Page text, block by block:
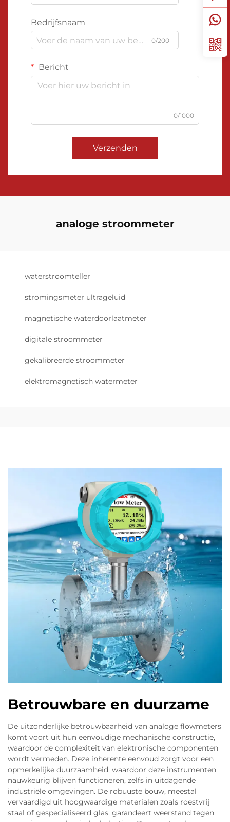
Bedrijfsnaam
0/200
Bericht
0/1000
Verzenden
analoge stroommeter
waterstroomteller
stromingsmeter ultrageluid
magnetische waterdoorlaatmeter
digitale stroommeter
gekalibreerde stroommeter
elektromagnetisch watermeter
Betrouwbare en duurzame
De uitzonderlijke betrouwbaarheid van analoge flowmeters
komt voort uit hun eenvoudige mechanische constructie,
waardoor de complexiteit van elektronische componenten
wordt vermeden. Deze inherente eenvoud zorgt voor een
opmerkelijke duurzaamheid, waardoor deze instrumenten
nauwkeurig blijven functioneren, zelfs in uitdagende
industriële omgevingen. De robuuste bouw, meestal
vervaardigd uit hoogwaardige materialen zoals roestvrij
staal of gespecialiseerd glas, garandeert weerstand tegen